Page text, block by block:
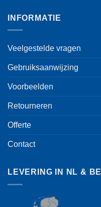
INFORMATIE
Veelgestelde vragen
Gebruiksaanwijzing
Voorbeelden
Retourneren
Offerte
Contact
LEVERING IN NL & BE